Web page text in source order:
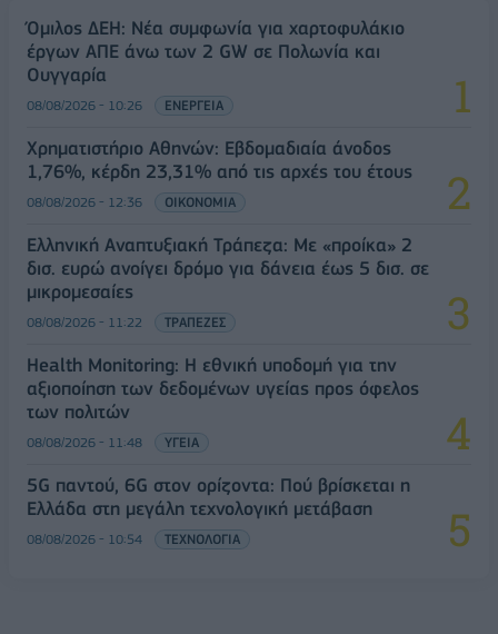
Όμιλος ΔΕΗ: Νέα συμφωνία για χαρτοφυλάκιο
έργων ΑΠΕ άνω των 2 GW σε Πολωνία και
Ουγγαρία
08/08/2026 - 10:26 ΕΝΕΡΓΕΙΑ
Χρηματιστήριο Αθηνών: Εβδομαδιαία άνοδος
1,76%, κέρδη 23,31% από τις αρχές του έτους
08/08/2026 - 12:36 ΟΙΚΟΝΟΜΙΑ
Ελληνική Αναπτυξιακή Τράπεζα: Με «προίκα» 2
δισ. ευρώ ανοίγει δρόμο για δάνεια έως 5 δισ. σε
μικρομεσαίες
08/08/2026 - 11:22 ΤΡΑΠΕΖΕΣ
Health Monitoring: Η εθνική υποδομή για την
αξιοποίηση των δεδομένων υγείας προς όφελος
των πολιτών
08/08/2026 - 11:48 ΥΓΕΙΑ
5G παντού, 6G στον ορίζοντα: Πού βρίσκεται η
Ελλάδα στη μεγάλη τεχνολογική μετάβαση
08/08/2026 - 10:54 ΤΕΧΝΟΛΟΓΙΑ